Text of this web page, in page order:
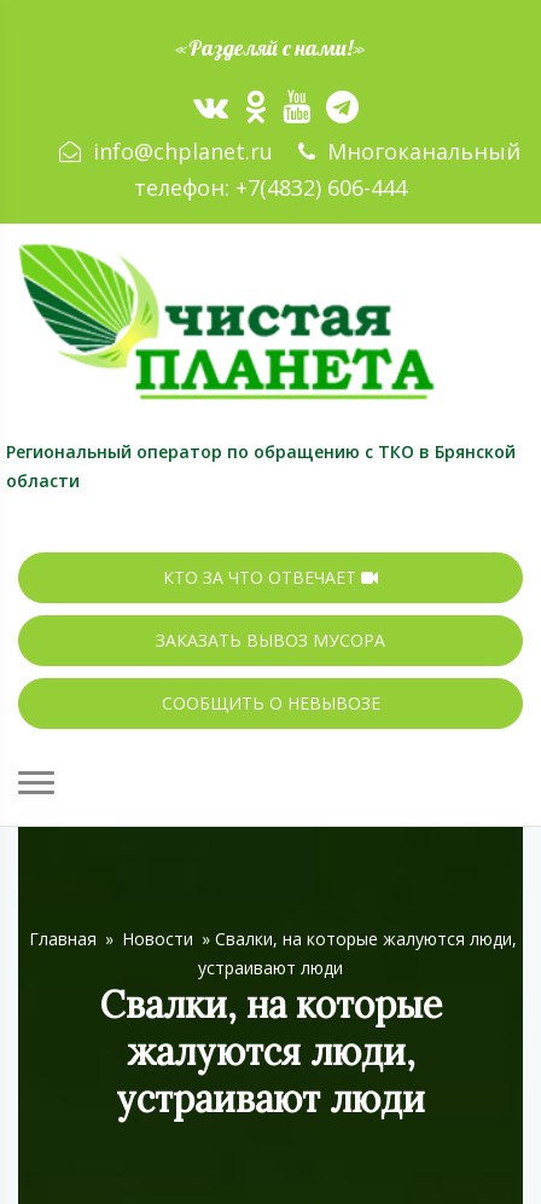
«Разделяй с нами!»
info@chplanet.ru
Многоканальный
телефон: +7(4832) 606-444
Региональный оператор по обращению с ТКО в Брянской
области
КТО ЗА ЧТО ОТВЕЧАЕТ
ЗАКАЗАТЬ ВЫВОЗ МУСОРА
СООБЩИТЬ О НЕВЫВОЗЕ
Главная » Новости » Свалки, на которые жалуются люди,
устраивают люди
Свалки, на которые
жалуются люди,
устраивают люди